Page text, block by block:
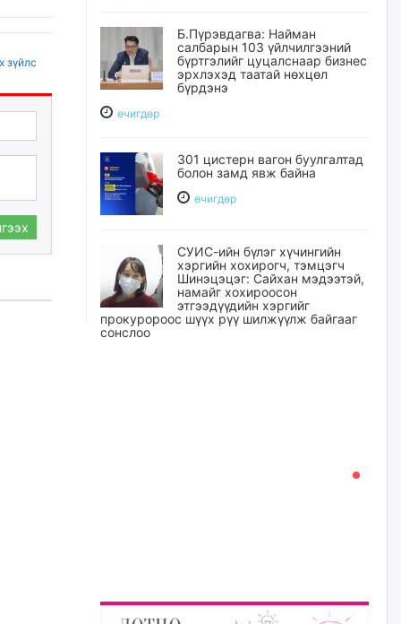
зүйлс
Б.Пүрэвдагва: Найман
салбарын 103 үйлчилгээний
бүртгэлийг цуцалснаар бизнес
эрхлэхэд таатай нөхцөл
бүрдэнэ
өчигдѳр
301 цистерн вагон буулгалтад
болон замд явж байна
өчигдѳр
СУИС-ийн бүлэг хүчингийн
хэргийн хохирогч, тэмцэгч
Шинэцэцэг: Сайхан мэдээтэй,
намайг хохироосон
этгээдүүдийн хэргийг
прокуророос шүүх рүү шилжүүлж байгааг
сонслоо